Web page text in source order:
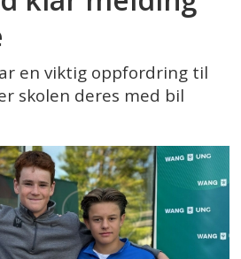
en viktig oppfordring til
skolen deres med bil